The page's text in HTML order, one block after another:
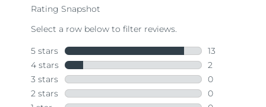
value.
Same
page
link.